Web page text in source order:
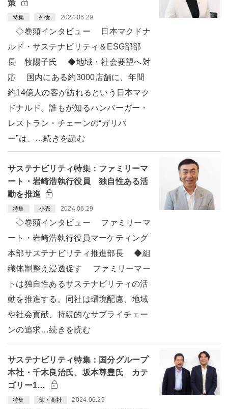
策
特集 外食 2024.06.29
◇巻頭インタビュー 日本マクドナ
ルド・サステナビリティ＆ESG部部
長 牧陽子氏 ◆地域・社会要望へ対
応 国内にある約3000店舗に、年間
約14億人の客が訪れるという日本マク
ドナルド。誰もが知るハンバーガー・
レストラン・チェーンの“ガリバ
ー”は、…続きを読む
サステナビリティ特集：ファミリーマ
ート・岩崎浩執行役員 独自性ある活
動を推進
特集 小売 2024.06.29
◇巻頭インタビュー ファミリーマ
ート・岩崎浩執行役員マーケティング
本部サステナビリティ推進部長 ◆組
織体制整え浸透促す ファミリーマー
トは独自性あるサステナビリティの活
動を推進する。同社は環境配慮、地域
や社会貢献、持続的なサプライチェー
ンの追求…続きを読む
サステナビリティ特集：国分グループ
本社・千木良治氏、坂本尊豊氏 カテ
ゴリー1…
特集 卸・商社 2024.06.29